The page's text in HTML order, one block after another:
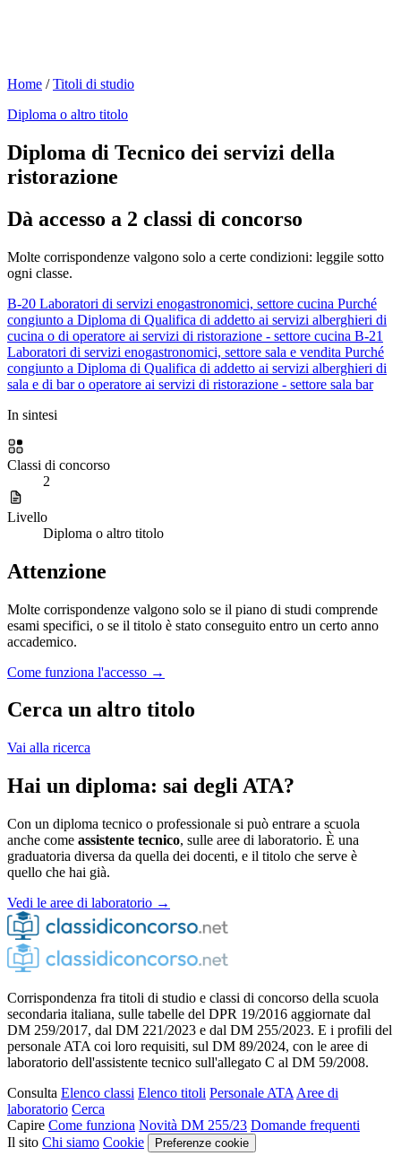
Home /Titoli di studio
Diploma o altro titolo
Diploma di Tecnico dei servizi della
ristorazione
Dà accesso a 2 classi di concorso
Molte corrispondenze valgono solo a certe condizioni: leggile sotto
ogni classe.
B-20 Laboratori di servizi enogastronomici, settore cucina Purché
congiunto a Diploma di Qualifica di addetto ai servizi alberghieri di
cucina o di operatore ai servizi di ristorazione - settore cucina B-21
Laboratori di servizi enogastronomici, settore sala e vendita Purché
congiunto a Diploma di Qualifica di addetto ai servizi alberghieri di
sala e di bar o operatore ai servizi di ristorazione - settore sala bar
In sintesi
Classi di concorso
2
Livello
Diploma o altro titolo
Attenzione
Molte corrispondenze valgono solo se il piano di studi comprende
esami specifici, o se il titolo è stato conseguito entro un certo anno
accademico.
Come funziona l'accesso →
Cerca un altro titolo
Vai alla ricerca
Hai un diploma: sai degli ATA?
Con un diploma tecnico o professionale si può entrare a scuola
anche come assistente tecnico, sulle aree di laboratorio. È una
graduatoria diversa da quella dei docenti, e il titolo che serve è
quello che hai già.
Vedi le aree di laboratorio →
Corrispondenza fra titoli di studio e classi di concorso della scuola
secondaria italiana, sulle tabelle del DPR 19/2016 aggiornate dal
DM 259/2017, dal DM 221/2023 e dal DM 255/2023. E i profili del
personale ATA coi loro requisiti, sul DM 89/2024, con le aree di
laboratorio dell'assistente tecnico sull'allegato C al DM 59/2008.
Consulta Elenco classi Elenco titoli Personale ATA Aree di
laboratorio Cerca
Capire Come funziona Novità DM 255/23 Domande frequenti
Il sito Chi siamo Cookie Preferenze cookie